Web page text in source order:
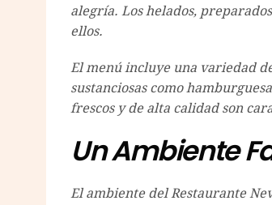
alegría. Los helados,
ellos.
El menú incluye una variedad
sustanciosas como
frescos y de alta calidad son
Un Ambiente
El ambiente del Restaurante